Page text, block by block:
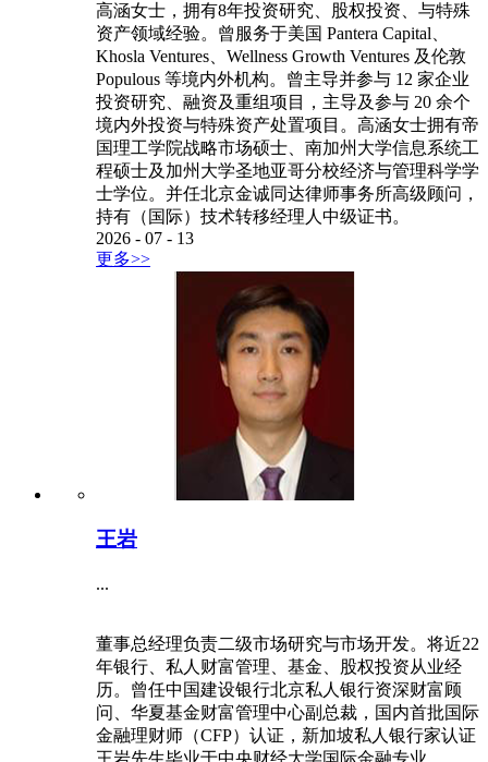
高涵女士，拥有8年投资研究、股权投资、与特殊
资产领域经验。曾服务于美国 Pantera Capital、
Khosla Ventures、Wellness Growth Ventures 及伦敦
Populous 等境内外机构。曾主导并参与 12 家企业
投资研究、融资及重组项目，主导及参与 20 余个
境内外投资与特殊资产处置项目。高涵女士拥有帝
国理工学院战略市场硕士、南加州大学信息系统工
程硕士及加州大学圣地亚哥分校经济与管理科学学
士学位。并任北京金诚同达律师事务所高级顾问，
持有（国际）技术转移经理人中级证书。
2026 - 07 - 13
更多>>
王岩
...
董事总经理负责二级市场研究与市场开发。将近22
年银行、私人财富管理、基金、股权投资从业经
历。曾任中国建设银行北京私人银行资深财富顾
问、华夏基金财富管理中心副总裁，国内首批国际
金融理财师（CFP）认证，新加坡私人银行家认证
王岩先生毕业于中央财经大学国际金融专业